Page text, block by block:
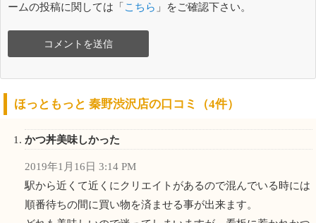
ームの投稿に関しては「こちら 」をご確認下さい。
ほっともっと 秦野渋沢店の口コミ（4件）
かつ丼美味しかった
2019年1月16日 3:14 PM
駅から近くて近くにクリエイトがあるので混んでいる時には
順番待ちの間に買い物を済ませる事が出来ます。